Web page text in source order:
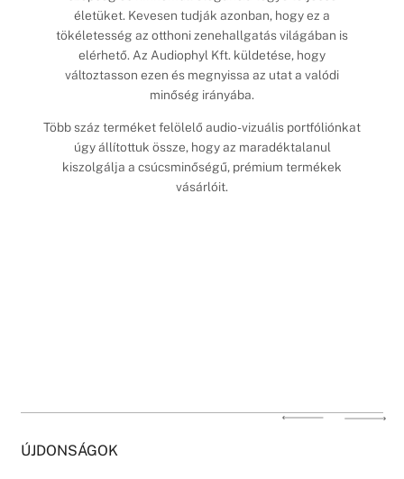
életüket. Kevesen tudják azonban, hogy ez a
tökéletesség az otthoni zenehallgatás világában is
elérhető. Az Audiophyl Kft. küldetése, hogy
változtasson ezen és megnyissa az utat a valódi
minőség irányába.
Több száz terméket felölelő audio-vizuális portfóliónkat
úgy állítottuk össze, hogy az maradéktalanul
kiszolgálja a csúcsminőségű, prémium termékek
vásárlóit.
ÚJDONSÁGOK